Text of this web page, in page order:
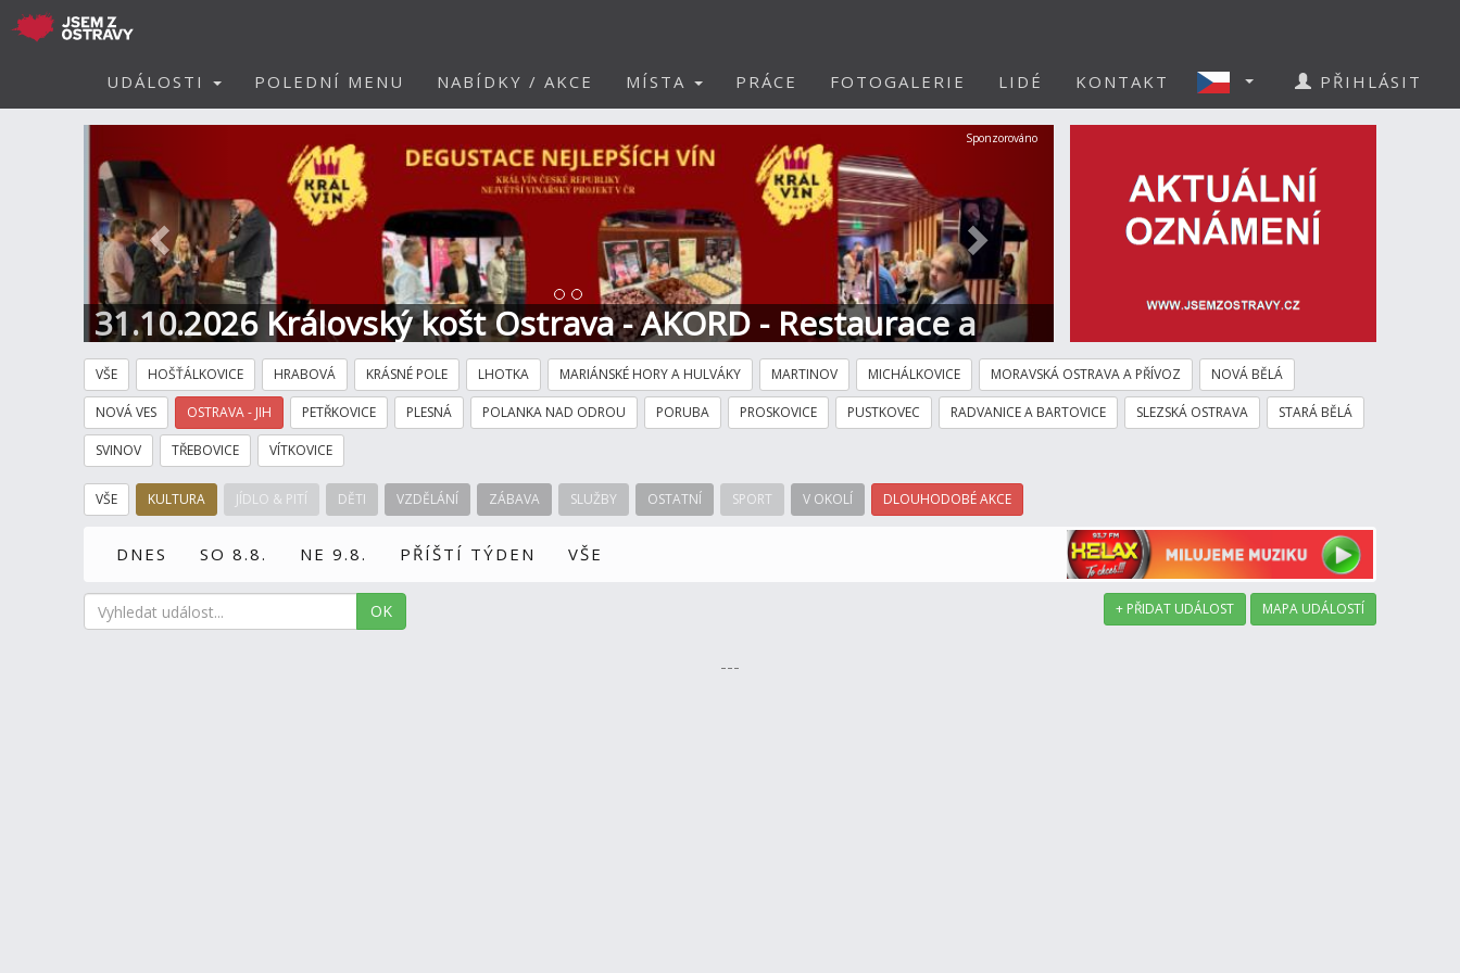
UDÁLOSTI POLEDNÍ MENU NABÍDKY / AKCE MÍSTA PRÁCE FOTOGALERIE LIDÉ KONTAKT PŘIHLÁSIT
31.10.2026 Královský košt Ostrava - AKORD - Restaurace a
Hotel
Další
Sponzorováno
VŠE HOŠŤÁLKOVICE HRABOVÁ KRÁSNÉ POLE LHOTKA MARIÁNSKÉ HORY A HULVÁKY MARTINOV MICHÁLKOVICE MORAVSKÁ OSTRAVA A PŘÍVOZ NOVÁ BĚLÁ
NOVÁ VES OSTRAVA - JIH PETŘKOVICE PLESNÁ POLANKA NAD ODROU PORUBA PROSKOVICE PUSTKOVEC RADVANICE A BARTOVICE SLEZSKÁ OSTRAVA STARÁ BĚLÁ
SVINOV TŘEBOVICE VÍTKOVICE
VŠE KULTURA JÍDLO & PITÍ DĚTI VZDĚLÁNÍ ZÁBAVA SLUŽBY OSTATNÍ SPORT V OKOLÍ DLOUHODOBÉ AKCE
DNES SO 8.8. NE 9.8. PŘÍŠTÍ TÝDEN VŠE
OK + PŘIDAT UDÁLOST MAPA UDÁLOSTÍ
---